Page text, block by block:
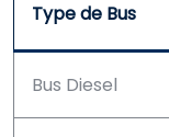
Type de Bus
Bus Diesel